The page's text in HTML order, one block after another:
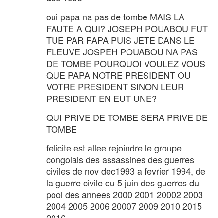
oui papa na pas de tombe MAIS LA
FAUTE A QUI? JOSEPH POUABOU FUT
TUE PAR PAPA PUIS JETE DANS LE
FLEUVE JOSPEH POUABOU NA PAS
DE TOMBE POURQUOI VOULEZ VOUS
QUE PAPA NOTRE PRESIDENT OU
VOTRE PRESIDENT SINON LEUR
PRESIDENT EN EUT UNE?
QUI PRIVE DE TOMBE SERA PRIVE DE
TOMBE
felicite est allee rejoindre le groupe
congolais des assassines des guerres
civiles de nov dec1993 a fevrier 1994, de
la guerre civile du 5 juin des guerres du
pool des annees 2000 2001 20002 2003
2004 2005 2006 20007 2009 2010 2015